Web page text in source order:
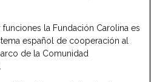
la Fundación Carolina es
español de cooperación al
de la Comunidad